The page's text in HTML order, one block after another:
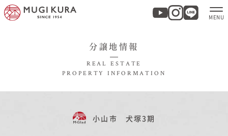
分譲地情報
REAL ESTATE
PROPERTY INFORMATION
小山市 犬塚3期